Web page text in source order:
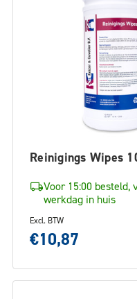
Reinigings Wipes
Voor 15:00 besteld,
werkdag in huis
Excl. BTW
€10,87